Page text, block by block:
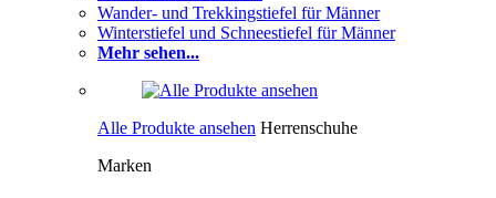
Wander- und Trekkingstiefel für Männer
Winterstiefel und Schneestiefel für Männer
Mehr sehen...
Alle Produkte ansehen Herrenschuhe
Marken